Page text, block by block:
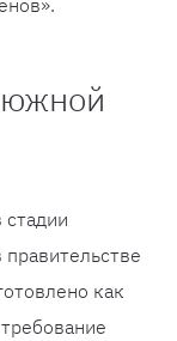
как